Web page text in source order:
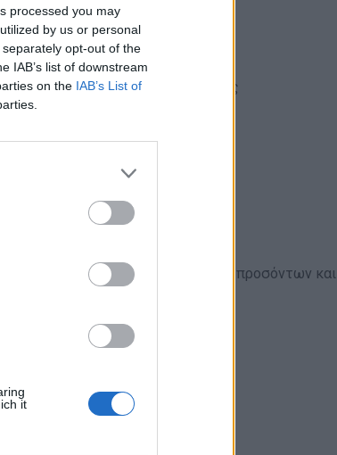
processed you may
by us or personal
opt-out of the
IAB’s list of downstream
on the IAB’s List of
it
αξίες του ξενοδοχείου
και τους κοινόχρηστους χώρους
- επιδομάτων - δώρων (αναλόγως προσόντων και
συνεργασίας, 5ήμερο, 8ωρο